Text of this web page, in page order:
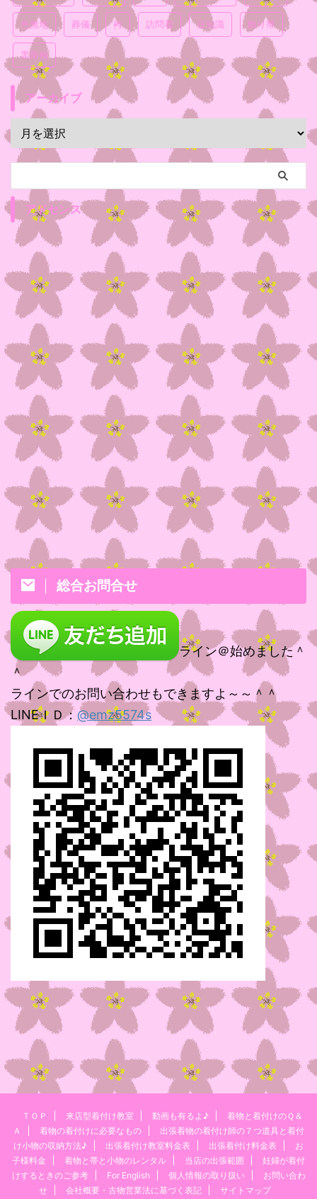
色無地 葬儀 袴 訪問着 豆知識 飾り帯
黒留袖
アーカイブ
アドセンス
総合お問合せ
ライン＠始めました＾
＾
ラインでのお問い合わせもできますよ～～＾＾
LINEＩＤ：@emz5574s
ＴＯＰ 来店型着付け教室 動画も有るよ♪
着物と着付けのＱ＆
Ａ
着物の着付けに必要なもの
出張着物の着付け師の７つ道具と着付
け小物の収納方法♪
出張着付け教室料金表 出張着付け料金表
お
子様料金
着物と帯と小物のレンタル 当店の出張範囲
妊婦が着付
けするときのご参考
For English 個人情報の取り扱い
お問い合わ
せ
会社概要・古物営業法に基づく表記 サイトマップ